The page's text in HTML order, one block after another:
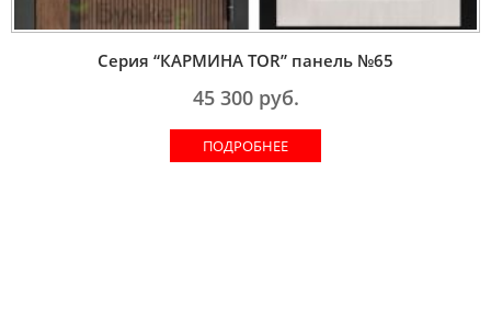
Серия “КАРМИНА TOR” панель №65
45 300руб.
ПОДРОБНЕЕ